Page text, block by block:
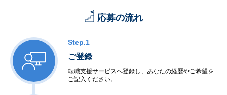
応募の流れ
Step.1
ご登録
転職支援サービスへ登録し、あなたの経歴やご希望を
ご記入ください。